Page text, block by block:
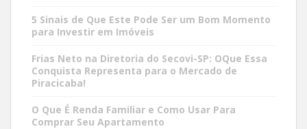
5 Sinais de Que Este Pode Ser um Bom Momento
para Investir em Imóveis
Frias Neto na Diretoria do Secovi-SP: OQue Essa
Conquista Representa para o Mercado de
Piracicaba!
O Que É Renda Familiar e Como Usar Para
Comprar Seu Apartamento